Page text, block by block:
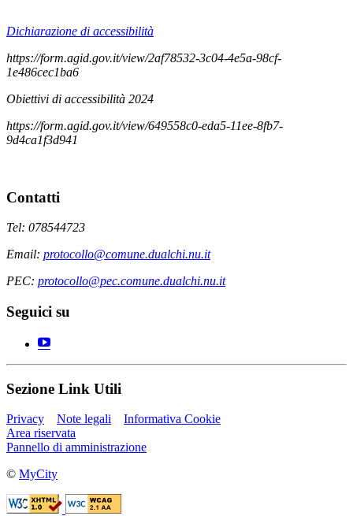
Dichiarazione di accessibilità
https://form.agid.gov.it/view/2af78532-3c04-4e5a-98cf-
1e486cec1ba6
Obiettivi di accessibilità 2024
https://form.agid.gov.it/view/649558c0-eda5-11ee-8fb7-
9d4ca1f3d941
Contatti
Tel: 078544723
Email: protocollo@comune.dualchi.nu.it
PEC: protocollo@pec.comune.dualchi.nu.it
Seguici su
Sezione Link Utili
Privacy Note legali
Informativa Cookie
Area riservata
Pannello di amministrazione
© MyCity